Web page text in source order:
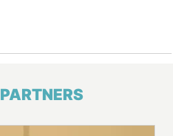
PARTNERS